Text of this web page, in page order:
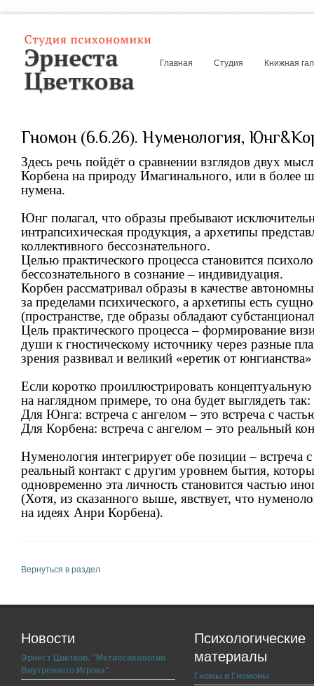
Главная Студия Книжная
Гномон (6.6.26). Нуменология,
Здесь речь пойдёт о сравнении взглядов двух
Корбена на природу Имагинального, или в более
нумена.
Юнг полагал, что образы пребывают
интрапсихическая продукция, а архетипы
коллективного бессознательного.
Целью практического процесса становится
бессознательного в сознание – индивидуация.
Корбен рассматривал образы в качестве
за пределами психического, а архетипы есть
(пространстве, где образы обладают
Цель практического процесса – формирование
души к гностическому источнику через разные
зрения развивал и великий «еретик от
Если коротко проиллюстрировать
на наглядном примере, то она будет выглядеть так:
Для Юнга: встреча с ангелом – это встреча с
Для Корбена: встреча с ангелом – это реальный
Нуменология интегрирует обе позиции – встреча
реальный контакт с другим уровнем бытия,
одновременно эта личность становится частью
(Хотя, из сказанного выше, явствует, что
на идеях Анри Корбена).
Вернуться в раздел
Новости
Эрнест Цветков. "Метапсихология
Внутреннего Игрока"
Психологические
материалы
Гномы и Гномоны